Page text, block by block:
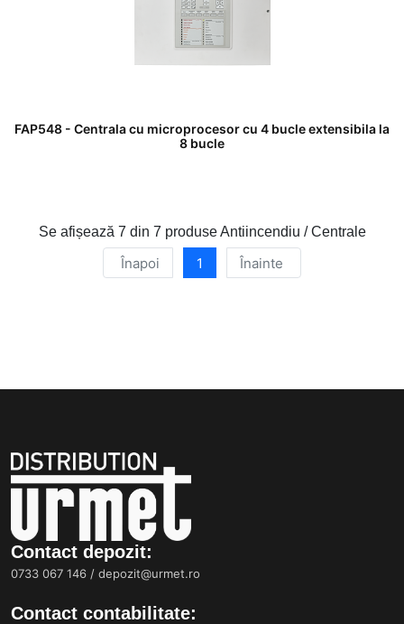
FAP548 - Centrala cu microprocesor cu 4 bucle extensibila la
8 bucle
Se afișează 7 din 7 produse Antiincendiu / Centrale
Înapoi 1 Înainte
Contact depozit:
0733 067 146 / depozit@urmet.ro
Contact contabilitate: